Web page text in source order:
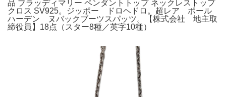
品 ブラッディマリー ペンダントトップ ネックレストップ
クロス SV925。ジッポー ドロヘドロ。超レア ポール
ハーデン ヌバックブーツスパッツ。【株式会社 地主取
締役員】18点（スター8種／英字10種）